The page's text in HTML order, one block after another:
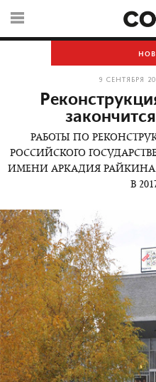
9 СЕНТЯБРЯ
РАБОТЫ ПО
РОССИЙСКОГО
ИМЕНИ АРКАДИЯ РАЙКИНА
В